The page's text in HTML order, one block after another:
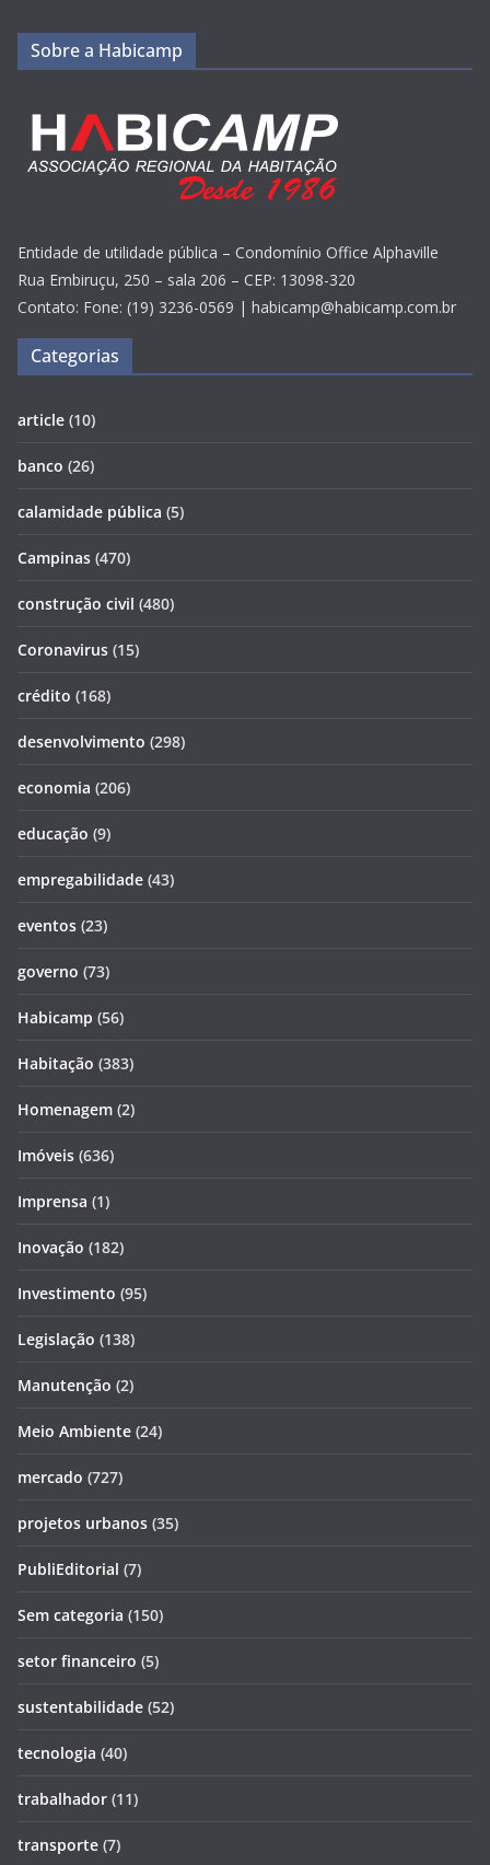
Sobre a Habicamp
Entidade de utilidade pública – Condomínio Office Alphaville
Rua Embiruçu, 250 – sala 206 – CEP: 13098-320
Contato: Fone: (19) 3236-0569 | habicamp@habicamp.com.br
Categorias
article (10)
banco (26)
calamidade pública (5)
Campinas (470)
construção civil (480)
Coronavirus (15)
crédito (168)
desenvolvimento (298)
economia (206)
educação (9)
empregabilidade (43)
eventos (23)
governo (73)
Habicamp (56)
Habitação (383)
Homenagem (2)
Imóveis (636)
Imprensa (1)
Inovação (182)
Investimento (95)
Legislação (138)
Manutenção (2)
Meio Ambiente (24)
mercado (727)
projetos urbanos (35)
PubliEditorial (7)
Sem categoria (150)
setor financeiro (5)
sustentabilidade (52)
tecnologia (40)
trabalhador (11)
transporte (7)